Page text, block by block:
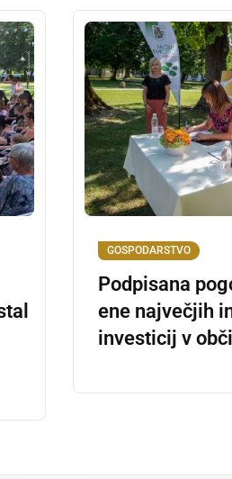
GOSPODARSTVO
Podpisana
ene največjih
investicij v